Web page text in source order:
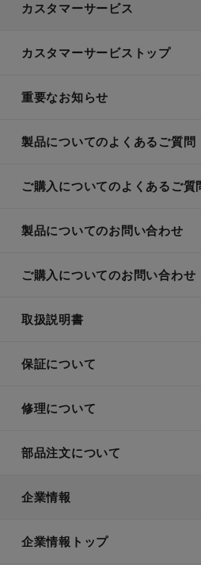
カスタマーサービス
カスタマーサービストップ
重要なお知らせ
製品についてのよくあるご質問
ご購入についてのよくあるご質
製品についてのお問い合わせ
ご購入についてのお問い合わせ
取扱説明書
保証について
修理について
部品注文について
企業情報
企業情報トップ